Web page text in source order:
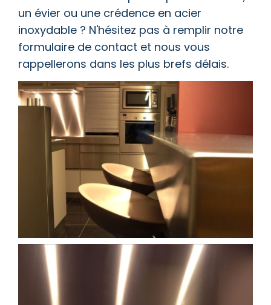
un évier ou une crédence en acier
inoxydable ? N'hésitez pas à remplir notre
formulaire de contact et nous vous
rappellerons dans les plus brefs délais.